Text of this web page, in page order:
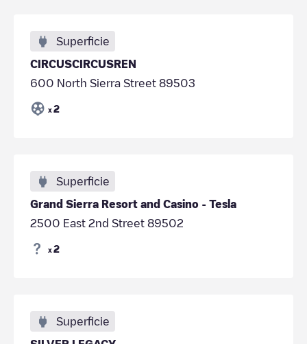
Superficie
CIRCUSCIRCUSREN
600 North Sierra Street 89503
x 2
Superficie
Grand Sierra Resort and Casino - Tesla
2500 East 2nd Street 89502
x 2
Superficie